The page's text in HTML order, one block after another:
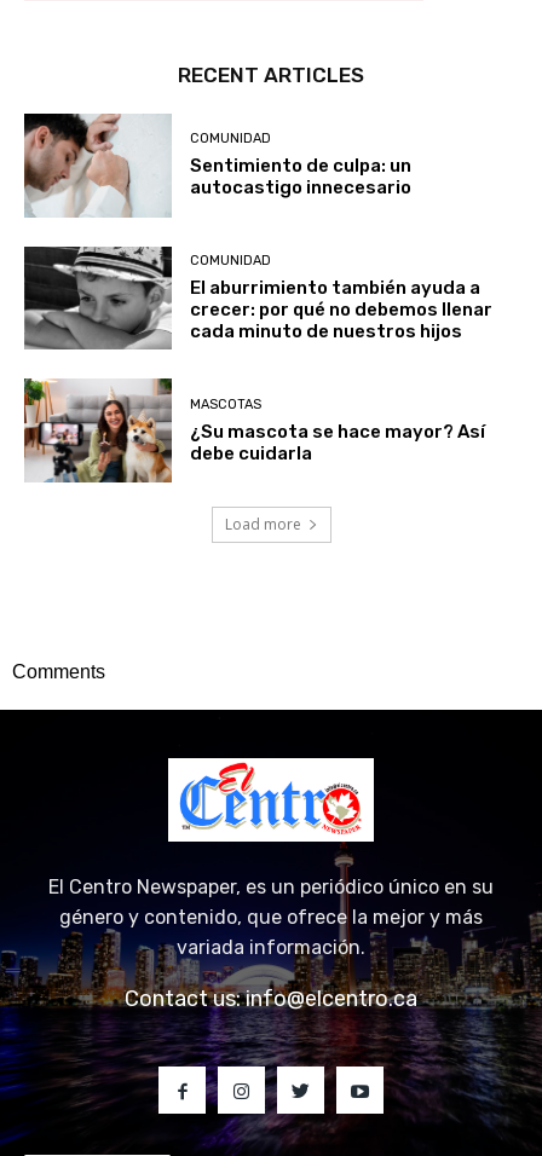
RECENT ARTICLES
COMUNIDAD
Sentimiento de culpa: un
autocastigo innecesario
COMUNIDAD
El aburrimiento también ayuda a
crecer: por qué no debemos llenar
cada minuto de nuestros hijos
MASCOTAS
¿Su mascota se hace mayor? Así
debe cuidarla
Load more
Comments
El Centro Newspaper, es un periódico único en su
género y contenido, que ofrece la mejor y más
variada información.
Contact us:info@elcentro.ca